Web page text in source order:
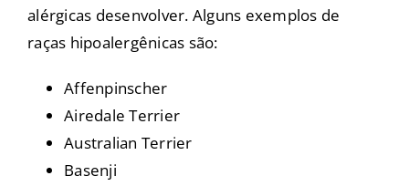
alérgicas desenvolver. Alguns exemplos de
raças hipoalergênicas são:
Affenpinscher
Airedale Terrier
Australian Terrier
Basenji